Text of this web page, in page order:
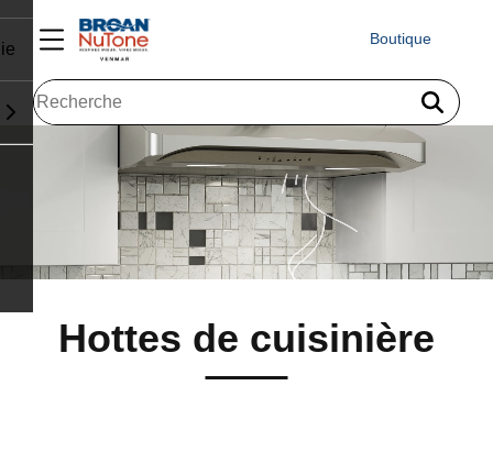
Boutique
Hottes de cuisinière